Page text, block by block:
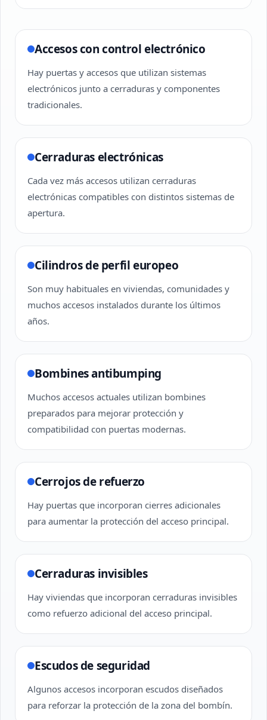
Accesos con control electrónico
Hay puertas y accesos que utilizan sistemas
electrónicos junto a cerraduras y componentes
tradicionales.
Cerraduras electrónicas
Cada vez más accesos utilizan cerraduras
electrónicas compatibles con distintos sistemas de
apertura.
Cilindros de perfil europeo
Son muy habituales en viviendas, comunidades y
muchos accesos instalados durante los últimos
años.
Bombines antibumping
Muchos accesos actuales utilizan bombines
preparados para mejorar protección y
compatibilidad con puertas modernas.
Cerrojos de refuerzo
Hay puertas que incorporan cierres adicionales
para aumentar la protección del acceso principal.
Cerraduras invisibles
Hay viviendas que incorporan cerraduras invisibles
como refuerzo adicional del acceso principal.
Escudos de seguridad
Algunos accesos incorporan escudos diseñados
para reforzar la protección de la zona del bombín.